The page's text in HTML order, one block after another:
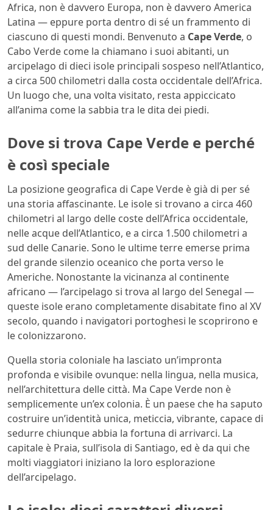
Africa, non è davvero Europa, non è davvero America
Latina — eppure porta dentro di sé un frammento di
ciascuno di questi mondi. Benvenuto a Cape Verde, o
Cabo Verde come la chiamano i suoi abitanti, un
arcipelago di dieci isole principali sospeso nell’Atlantico,
a circa 500 chilometri dalla costa occidentale dell’Africa.
Un luogo che, una volta visitato, resta appiccicato
all’anima come la sabbia tra le dita dei piedi.
Dove si trova Cape Verde e perché
è così speciale
La posizione geografica di Cape Verde è già di per sé
una storia affascinante. Le isole si trovano a circa 460
chilometri al largo delle coste dell’Africa occidentale,
nelle acque dell’Atlantico, e a circa 1.500 chilometri a
sud delle Canarie. Sono le ultime terre emerse prima
del grande silenzio oceanico che porta verso le
Americhe. Nonostante la vicinanza al continente
africano — l’arcipelago si trova al largo del Senegal —
queste isole erano completamente disabitate fino al XV
secolo, quando i navigatori portoghesi le scoprirono e
le colonizzarono.
Quella storia coloniale ha lasciato un’impronta
profonda e visibile ovunque: nella lingua, nella musica,
nell’architettura delle città. Ma Cape Verde non è
semplicemente un’ex colonia. È un paese che ha saputo
costruire un’identità unica, meticcia, vibrante, capace di
sedurre chiunque abbia la fortuna di arrivarci. La
capitale è Praia, sull’isola di Santiago, ed è da qui che
molti viaggiatori iniziano la loro esplorazione
dell’arcipelago.